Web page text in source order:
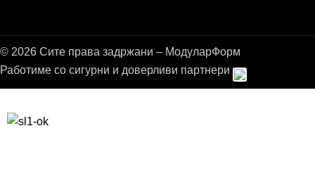
© 2026 Сите права задржани – МодуларФорм
Работиме со сигурни и доверливи партнери